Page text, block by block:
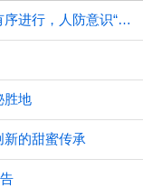
今天，上海全市防空警报试鸣！演练科普有序进行，人防意识“声入人心”
胜地
新的甜蜜传承